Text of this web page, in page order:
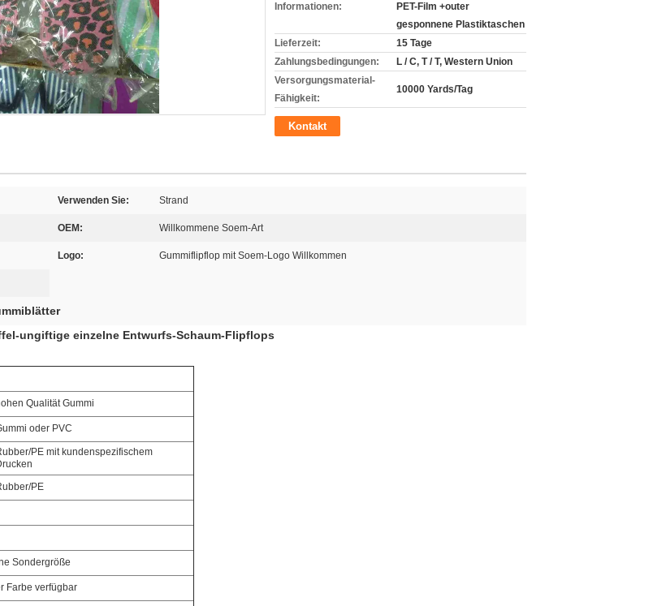
Informationen:
PET-Film +outer
gesponnene Plastiktaschen
Lieferzeit:
15 Tage
Zahlungsbedingungen:
L / C, T / T, Western Union
Versorgungsmaterial-
Fähigkeit:
10000 Yards/Tag
Kontakt
Verwenden Sie: Strand
OEM: Willkommene Soem-Art
Logo: Gummiflipflop mit Soem-Logo Willkommen
ungiftige einzelne Entwurfs-Schaum-Flipflops
Qualität Gummi
oder PVC
PE mit kundenspezifischem
PE
Sondergröße
Farbe verfügbar